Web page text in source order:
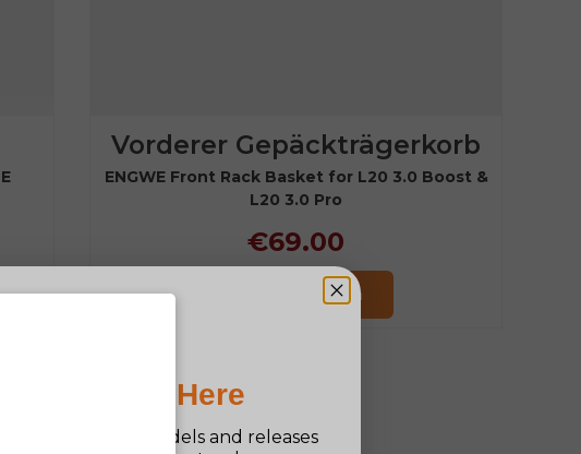
Vorderer Gepäckträgerkorb
ENGWE Front Rack Basket for L20 3.0 Boost &
L20 3.0 Pro
€69.00
Jetzt einkaufen
3.0 Pro Is Here
on new models and releases